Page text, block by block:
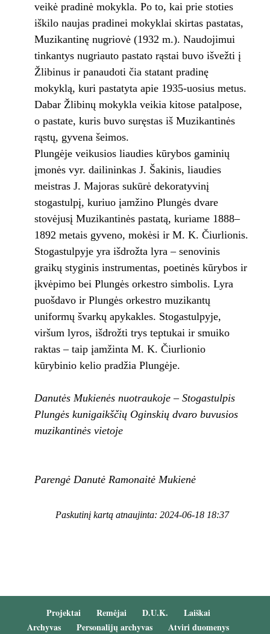
veikė pradinė mokykla. Po to, kai prie stoties
iškilo naujas pradinei mokyklai skirtas pastatas,
Muzikantinę nugriovė (1932 m.). Naudojimui
tinkantys nugriauto pastato rąstai buvo išvežti į
Žlibinus ir panaudoti čia statant pradinę
mokyklą, kuri pastatyta apie 1935-uosius metus.
Dabar Žlibinų mokykla veikia kitose patalpose,
o pastate, kuris buvo suręstas iš Muzikantinės
rąstų, gyvena šeimos.
Plungėje veikusios liaudies kūrybos gaminių
įmonės vyr. dailininkas J. Šakinis, liaudies
meistras J. Majoras sukūrė dekoratyvinį
stogastulpį, kuriuo įamžino Plungės dvare
stovėjusį Muzikantinės pastatą, kuriame 1888–
1892 metais gyveno, mokėsi ir M. K. Čiurlionis.
Stogastulpyje yra išdrožta lyra – senovinis
graikų styginis instrumentas, poetinės kūrybos ir
įkvėpimo bei Plungės orkestro simbolis. Lyra
puošdavo ir Plungės orkestro muzikantų
uniformų švarkų apykakles. Stogastulpyje,
viršum lyros, išdrožti trys teptukai ir smuiko
raktas – taip įamžinta M. K. Čiurlionio
kūrybinio kelio pradžia Plungėje.
Danutės Mukienės nuotraukoje – Stogastulpis
Plungės kunigaikščių Oginskių dvaro buvusios
muzikantinės vietoje
Parengė Danutė Ramonaitė Mukienė
Paskutinį kartą atnaujinta: 2024-06-18 18:37
Projektai Remėjai D.U.K.
Laiškai
Archyvas
Personalijų archyvas Atviri duomenys